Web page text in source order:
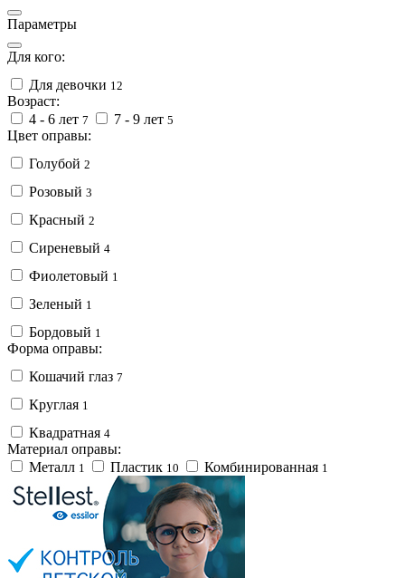
Параметры
Для кого:
Для девочки 12
Возраст:
4 - 6 лет 7 7 - 9 лет 5
Цвет оправы:
Голубой 2
Розовый 3
Красный 2
Сиреневый 4
Фиолетовый 1
Зеленый 1
Бордовый 1
Форма оправы:
Кошачий глаз 7
Круглая 1
Квадратная 4
Материал оправы:
Металл 1 Пластик 10 Комбинированная 1